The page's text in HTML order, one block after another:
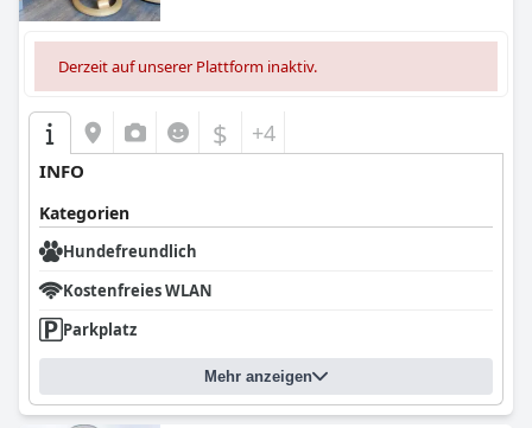
Derzeit auf unserer Plattform inaktiv.
$ +4
INFO
Kategorien
Hundefreundlich
Kostenfreies WLAN
Parkplatz
Mehr anzeigen